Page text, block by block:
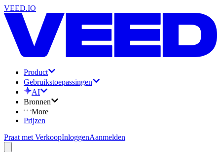
VEED.IO
Product
Gebruikstoepassingen
AI
Bronnen
More
Prijzen
Praat met VerkoopInloggenAanmelden